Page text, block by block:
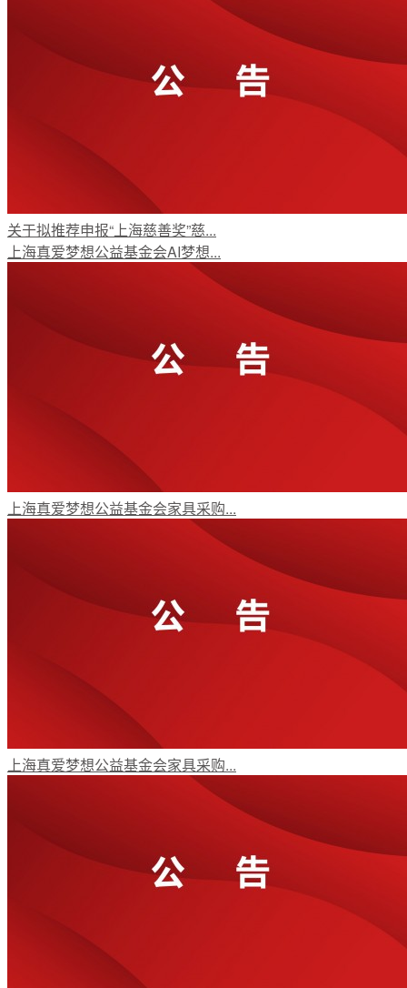
关于拟推荐申报“上海慈善奖”慈...
上海真爱梦想公益基金会AI梦想...
上海真爱梦想公益基金会家具采购...
上海真爱梦想公益基金会家具采购...